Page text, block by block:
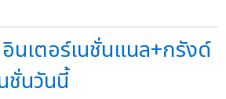
นเตอร์เนชั่นแนล+กรังด์
ชั่นวันนี้